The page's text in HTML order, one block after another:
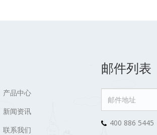
产品中心
新闻资讯
联系我们
邮件列表
400 886 5445